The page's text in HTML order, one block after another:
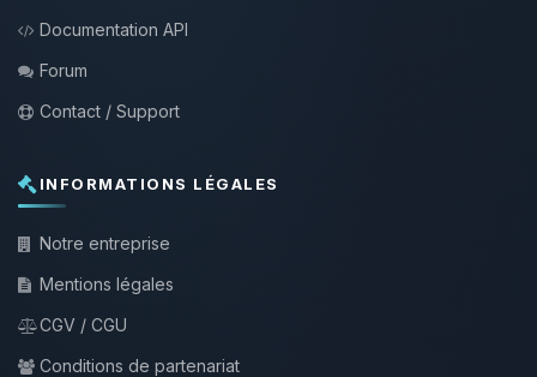
Documentation API
Forum
Contact / Support
INFORMATIONS LÉGALES
Notre entreprise
Mentions légales
CGV / CGU
Conditions de partenariat